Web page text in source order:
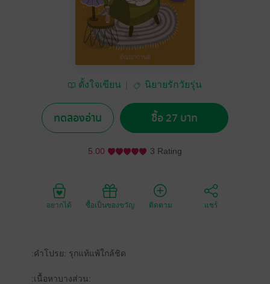
ตั้งใจเขียน นิยายรักวัยรุ่น
ทดลองอ่าน ซื้อ 27 บาท
5.00 3 Rating
อยากได้ ซื้อเป็นของขวัญ ติดตาม แชร์
:คำโปรย: รุกแท้แพ้ใกล้ชิด
:เนื้อหาบางส่วน: